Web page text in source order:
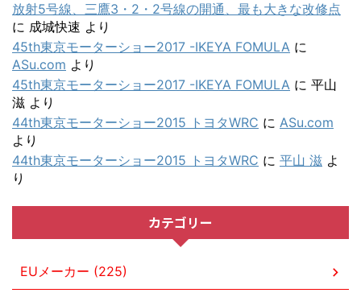
放射5号線、三鷹3・2・2号線の開通、最も大きな改修点
に 成城快速 より
45th東京モーターショー2017 -IKEYA FOMULA に
ASu.com より
45th東京モーターショー2017 -IKEYA FOMULA に 平山
滋 より
44th東京モーターショー2015 トヨタWRC に ASu.com
より
44th東京モーターショー2015 トヨタWRC に 平山 滋 よ
り
カテゴリー
EUメーカー (225)